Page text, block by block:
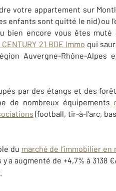
votre appartement sur
enfants sont quitté le nid) ou
bien encore vous êtes muté
21 BDE Immo qui
Auvergne-Rhône-Alpes
par des étangs et des
de nombreux équipements
(football, tir-à-l’arc,
du marché de l’immobilier
a augmenté de +4,7% à 3138
.